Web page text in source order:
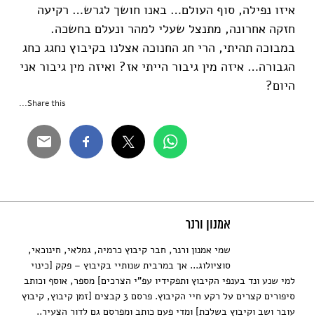
איזו נפילה, סוף העולם… באנו חושך לגרש… רקיעה
חזקה אחרונה, מתנצל שעלי למהר ונעלם בחשכה.
במבוכה תהיתי, הרי חג החנוכה אצלנו בקיבוץ נחגג כחג
הגבורה… איזה מין גיבור הייתי אז? ואיזה מין גיבור אני
היום?
Share this...
אמנון ורנר
שמי אמנון ורנר, חבר קיבוץ כרמיה, גמלאי, חינוכאי,
סוציולוג... אך במרבית שנותיי בקיבוץ – פקק [כינוי
למי שנע ונד בענפי הקיבוץ ותפקידיו עפ"י הצרכים] מספר, אוסף וכותב
סיפורים קצרים על רקע חיי הקיבוץ. פרסם 3 קבצים [זמן קיבוץ, קיבוץ
עובר ושב וקיבוץ בשלכת] ומדי פעם כותב ומפרסם גם לדור הצעיר..